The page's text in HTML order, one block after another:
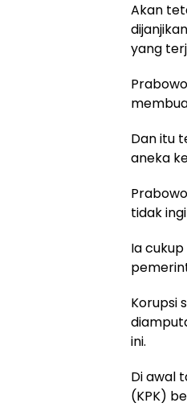
Akan
yang
Dan itu
aneka
tidak
Ia
Korupsi
ini.
Di awal
(KPK)